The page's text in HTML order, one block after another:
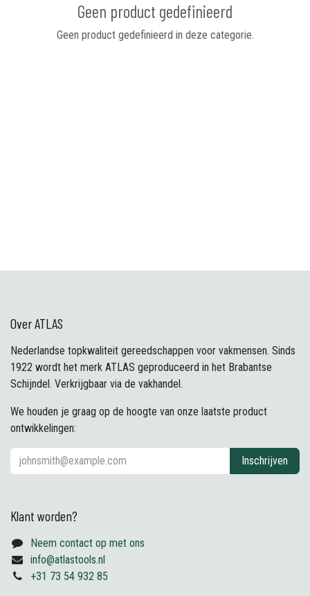
Geen product gedefinieerd
Geen product gedefinieerd in deze categorie.
Over ATLAS
Nederlandse topkwaliteit gereedschappen voor vakmensen. Sinds
1922 wordt het merk ATLAS geproduceerd in het Brabantse
Schijndel. Verkrijgbaar via de vakhandel.
We houden je graag op de hoogte van onze laatste product
ontwikkelingen:
Inschrijven
Klant worden?
Neem contact op met ons
info@atlastools.nl
+31 73 54 932 85